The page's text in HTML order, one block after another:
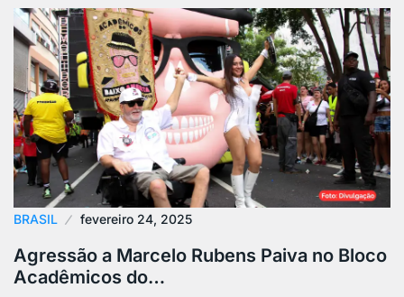
BRASIL fevereiro 24, 2025
Agressão a Marcelo Rubens Paiva no Bloco
Acadêmicos do…